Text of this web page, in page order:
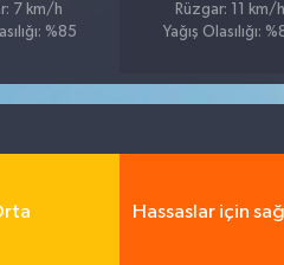
7 km/h
%85
Rüzgar: 11 km/h
Yağış Olasılığı:
Hassaslar için